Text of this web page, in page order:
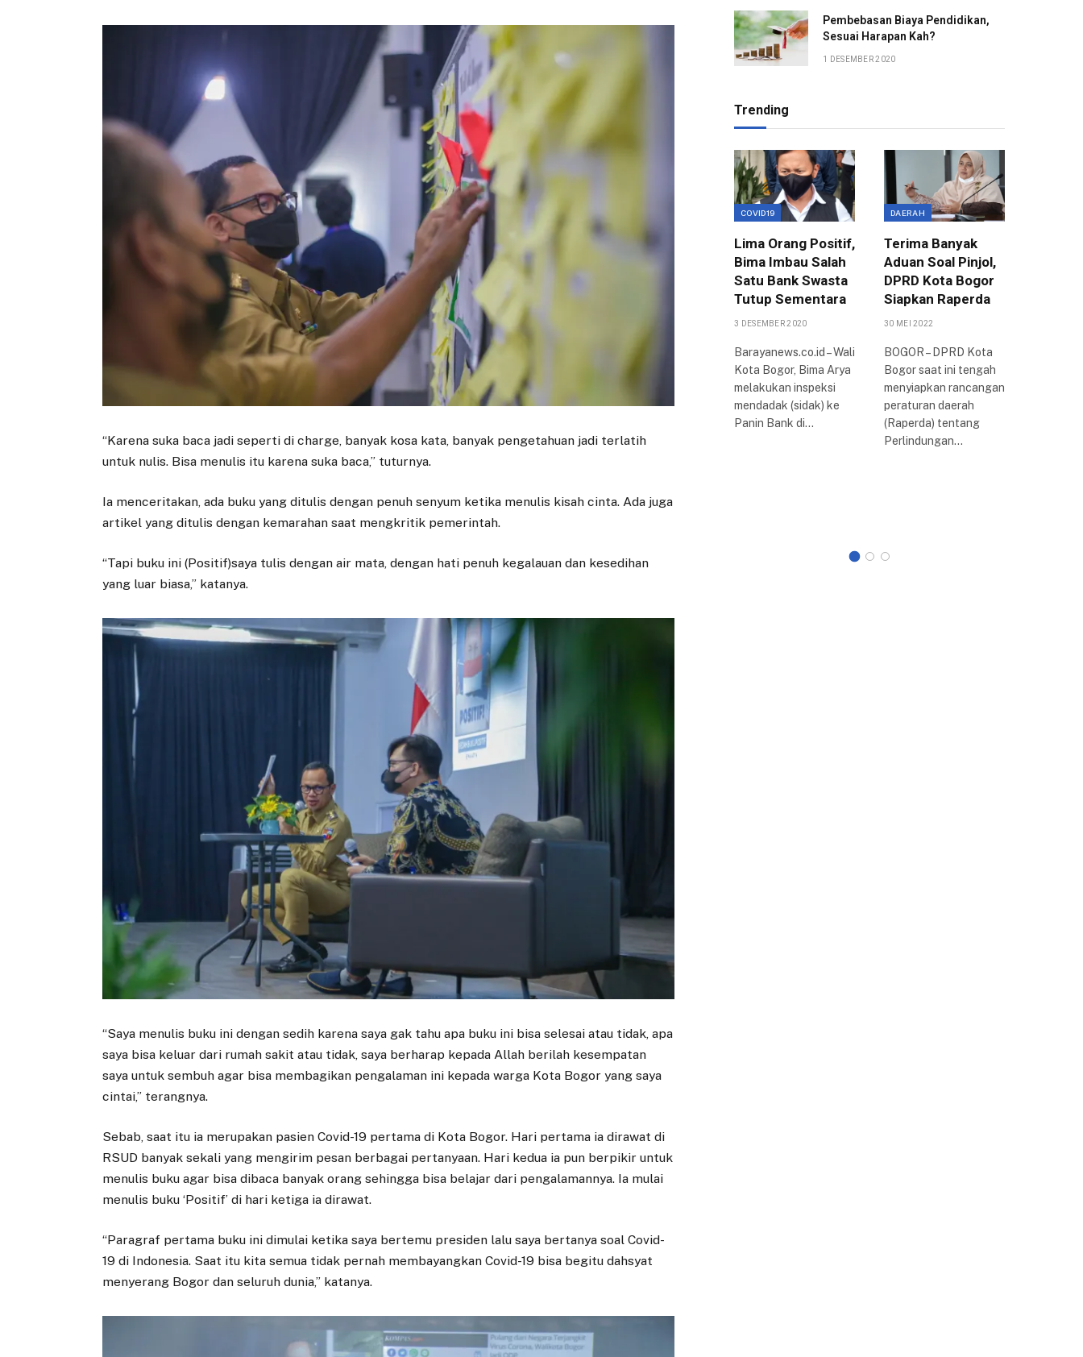
“Karena suka baca jadi seperti di charge, banyak kosa kata, banyak pengetahuan jadi terlatih
untuk nulis. Bisa menulis itu karena suka baca,” tuturnya.
Ia menceritakan, ada buku yang ditulis dengan penuh senyum ketika menulis kisah cinta. Ada juga
artikel yang ditulis dengan kemarahan saat mengkritik pemerintah.
“Tapi buku ini (Positif)saya tulis dengan air mata, dengan hati penuh kegalauan dan kesedihan
yang luar biasa,” katanya.
“Saya menulis buku ini dengan sedih karena saya gak tahu apa buku ini bisa selesai atau tidak, apa
saya bisa keluar dari rumah sakit atau tidak, saya berharap kepada Allah berilah kesempatan
saya untuk sembuh agar bisa membagikan pengalaman ini kepada warga Kota Bogor yang saya
cintai,” terangnya.
Sebab, saat itu ia merupakan pasien Covid-19 pertama di Kota Bogor. Hari pertama ia dirawat di
RSUD banyak sekali yang mengirim pesan berbagai pertanyaan. Hari kedua ia pun berpikir untuk
menulis buku agar bisa dibaca banyak orang sehingga bisa belajar dari pengalamannya. Ia mulai
menulis buku ‘Positif’ di hari ketiga ia dirawat.
“Paragraf pertama buku ini dimulai ketika saya bertemu presiden lalu saya bertanya soal Covid-
19 di Indonesia. Saat itu kita semua tidak pernah membayangkan Covid-19 bisa begitu dahsyat
menyerang Bogor dan seluruh dunia,” katanya.
Pembebasan Biaya Pendidikan,
Sesuai Harapan Kah?
1 DESEMBER 2020
Trending
ANTI KORUPSI
Wujudkan Dunia
Usaha Antikorupsi,
Pelaku Usaha Kota
Bogor Ikuti Bimtek
28 MEI 2025
BOGOR – Sebanyak
100 pelaku usaha di
Kota Bogor menghadiri
kegiatan Bimbingan
Dunia…
Dedie Rachim
Tingkatkan
Kenyamanan
Nasabah
BOGOR – Wali Kota
Rachim, berharap
Indonesia…
COVID19
Lima Orang Positif,
Bima Imbau Salah
Satu Bank Swasta
Tutup Sementara
3 DESEMBER 2020
Barayanews.co.id – Wali
Kota Bogor, Bima Arya
melakukan inspeksi
mendadak (sidak) ke
Panin Bank di…
DAERAH
Terima Banyak
Aduan Soal Pinjol,
DPRD Kota Bogor
Siapkan Raperda
30 MEI 2022
BOGOR – DPRD Kota
Bogor saat ini tengah
menyiapkan rancangan
peraturan daerah
(Raperda) tentang
Perlindungan…